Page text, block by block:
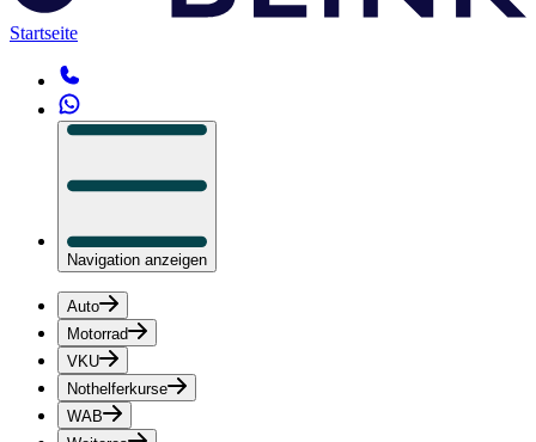
Startseite
Navigation anzeigen
Auto
Motorrad
VKU
Nothelferkurse
WAB